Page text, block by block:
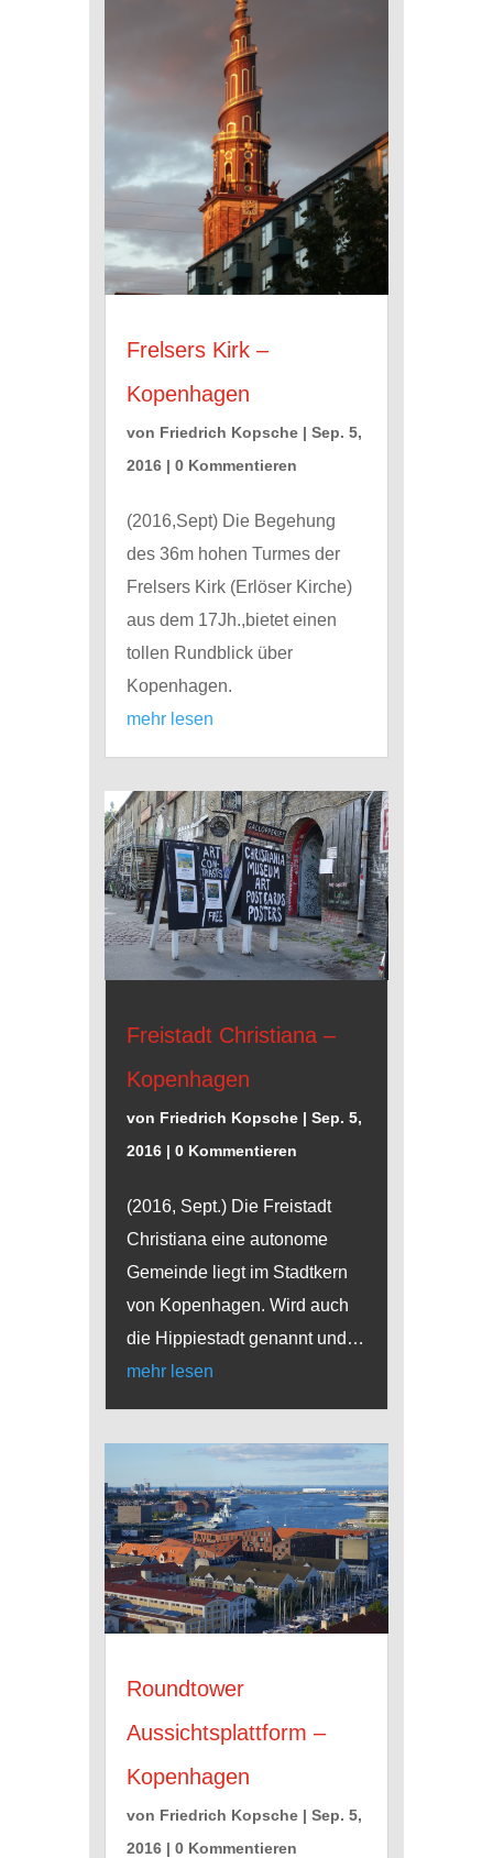
Frelsers Kirk –
Kopenhagen
von Friedrich Kopsche| Sep. 5,
2016| 0 Kommentieren
(2016,Sept) Die Begehung
des 36m hohen Turmes der
Frelsers Kirk (Erlöser Kirche)
aus dem 17Jh.,bietet einen
tollen Rundblick über
Kopenhagen.
mehr lesen
Freistadt Christiana –
Kopenhagen
von Friedrich Kopsche| Sep. 5,
2016| 0 Kommentieren
(2016, Sept.) Die Freistadt
Christiana eine autonome
Gemeinde liegt im Stadtkern
von Kopenhagen. Wird auch
die Hippiestadt genannt und…
mehr lesen
Roundtower
Aussichtsplattform –
Kopenhagen
von Friedrich Kopsche| Sep. 5,
2016| 0 Kommentieren